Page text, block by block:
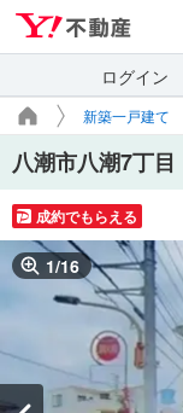
ログイン
新築一戸建て
八潮市八潮7丁目
成約でもらえる
1/16